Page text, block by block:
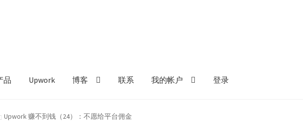
品 Upwork 博客 联系 我的帐户 登录
Upwork 赚不到钱（24）：不愿给平台佣金